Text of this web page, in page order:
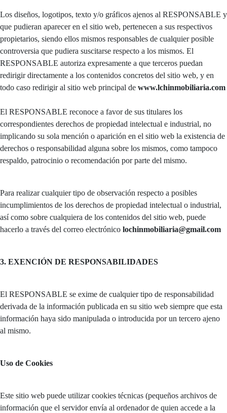
Los diseños, logotipos, texto y/o gráficos ajenos al RESPONSABLE y
que pudieran aparecer en el sitio web, pertenecen a sus respectivos
propietarios, siendo ellos mismos responsables de cualquier posible
controversia que pudiera suscitarse respecto a los mismos. El
RESPONSABLE autoriza expresamente a que terceros puedan
redirigir directamente a los contenidos concretos del sitio web, y en
todo caso redirigir al sitio web principal de www.lchinmobiliaria.com
El RESPONSABLE reconoce a favor de sus titulares los
correspondientes derechos de propiedad intelectual e industrial, no
implicando su sola mención o aparición en el sitio web la existencia de
derechos o responsabilidad alguna sobre los mismos, como tampoco
respaldo, patrocinio o recomendación por parte del mismo.
Para realizar cualquier tipo de observación respecto a posibles
incumplimientos de los derechos de propiedad intelectual o industrial,
así como sobre cualquiera de los contenidos del sitio web, puede
hacerlo a través del correo electrónico lochinmobiliaria@gmail.com
3. EXENCIÓN DE RESPONSABILIDADES
El RESPONSABLE se exime de cualquier tipo de responsabilidad
derivada de la información publicada en su sitio web siempre que esta
información haya sido manipulada o introducida por un tercero ajeno
al mismo.
Uso de Cookies
Este sitio web puede utilizar cookies técnicas (pequeños archivos de
información que el servidor envía al ordenador de quien accede a la